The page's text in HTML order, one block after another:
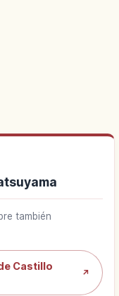
también
Castillo
↗